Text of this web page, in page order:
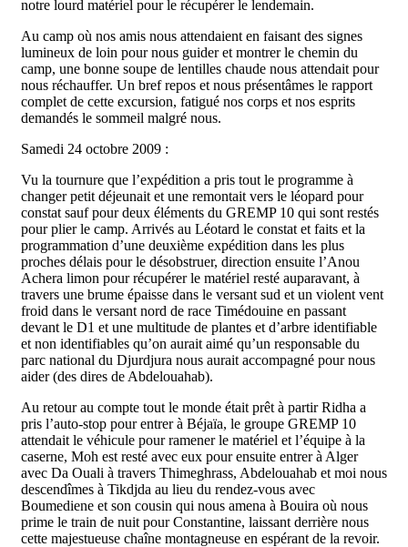
notre lourd matériel pour le récupérer le lendemain.
Au camp où nos amis nous attendaient en faisant des signes
lumineux de loin pour nous guider et montrer le chemin du
camp, une bonne soupe de lentilles chaude nous attendait pour
nous réchauffer. Un bref repos et nous présentâmes le rapport
complet de cette excursion, fatigué nos corps et nos esprits
demandés le sommeil malgré nous.
Samedi 24 octobre 2009 :
Vu la tournure que l’expédition a pris tout le programme à
changer petit déjeunait et une remontait vers le léopard pour
constat sauf pour deux éléments du GREMP 10 qui sont restés
pour plier le camp. Arrivés au Léotard le constat et faits et la
programmation d’une deuxième expédition dans les plus
proches délais pour le désobstruer, direction ensuite l’Anou
Achera limon pour récupérer le matériel resté auparavant, à
travers une brume épaisse dans le versant sud et un violent vent
froid dans le versant nord de race Timédouine en passant
devant le D1 et une multitude de plantes et d’arbre identifiable
et non identifiables qu’on aurait aimé qu’un responsable du
parc national du Djurdjura nous aurait accompagné pour nous
aider (des dires de Abdelouahab).
Au retour au compte tout le monde était prêt à partir Ridha a
pris l’auto-stop pour entrer à Béjaïa, le groupe GREMP 10
attendait le véhicule pour ramener le matériel et l’équipe à la
caserne, Moh est resté avec eux pour ensuite entrer à Alger
avec Da Ouali à travers Thimeghrass, Abdelouahab et moi nous
descendîmes à Tikdjda au lieu du rendez-vous avec
Boumediene et son cousin qui nous amena à Bouira où nous
prime le train de nuit pour Constantine, laissant derrière nous
cette majestueuse chaîne montagneuse en espérant de la revoir.